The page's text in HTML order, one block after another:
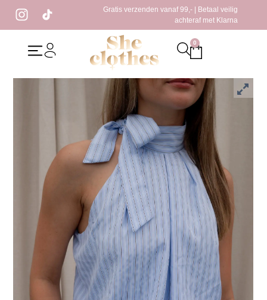
Gratis verzenden vanaf 99,- | Betaal veilig
achteraf met Klarna
0
Home/Kleding / Jinna Haltertop Blauw
Jinna Haltertop Blauw